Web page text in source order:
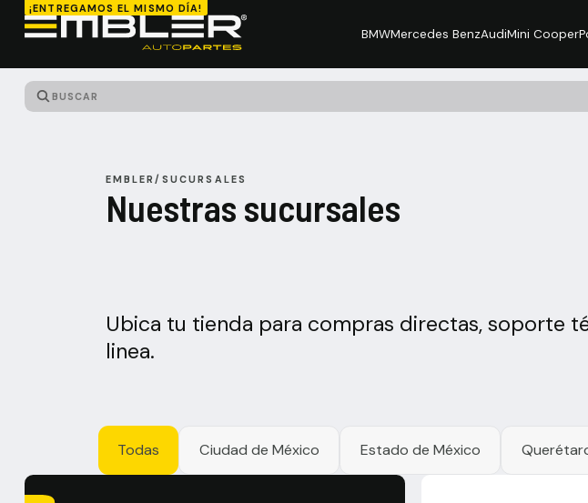
BMWMercedes BenzAudiMini Cooper
¡ENTREGAMOS EL MISMO DÍA!
EMBLER/ SUCURSALES
Nuestras sucursales
Ubica tu tienda para compras directas, soporte
linea.
Todas Ciudad de México Estado de México